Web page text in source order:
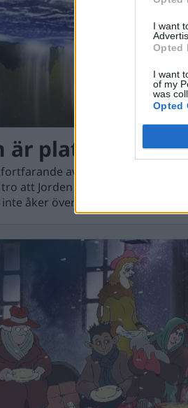
I want
Opted
I want
of my
was
Opted
är platt”
av vissa människor och
att Jorden är platt så okay, det
åker över kanten?